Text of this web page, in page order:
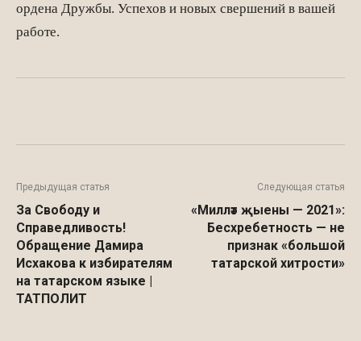
ордена Дружбы. Успехов и новых свершений в вашей
работе.
Предыдущая статья
За Свободу и
Справедливость!
Обращение Дамира
Исхакова к избирателям
на татарском языке |
ТАТПОЛИТ
Следующая статья
«Милләт җыены — 2021»:
Бесхребетность — не
признак «большой
татарской хитрости»